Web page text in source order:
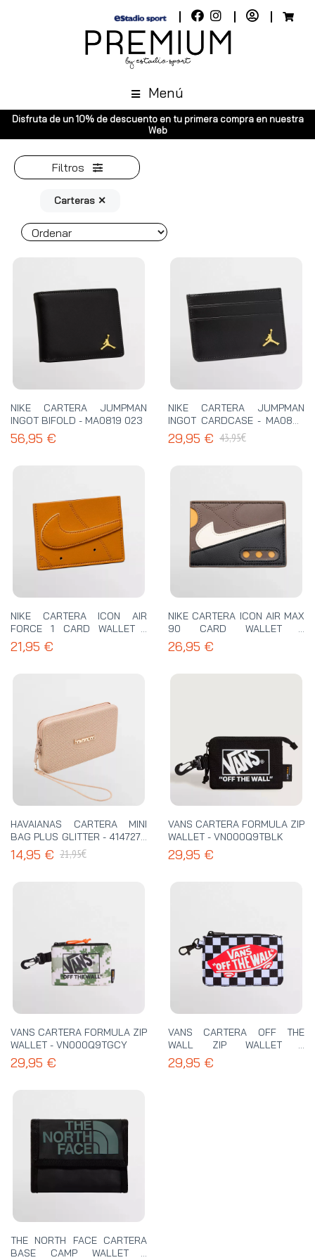
Menú
Disfruta de un 10% de descuento en tu primera compra en nuestra
Web
Filtros
Carteras ✕
NIKE CARTERA JUMPMAN
INGOT BIFOLD - MA0819 023
56,95 €
NIKE CARTERA JUMPMAN
INGOT CARDCASE - MA0820
023
29,95 € 43,95€
NIKE CARTERA ICON AIR
FORCE 1 CARD WALLET -
N.100.9738.715
21,95 €
NIKE CARTERA ICON AIR MAX
90 CARD WALLET -
N.100.9740.760
26,95 €
HAVAIANAS CARTERA MINI
BAG PLUS GLITTER - 4147273
0570
14,95 € 21,95€
VANS CARTERA FORMULA ZIP
WALLET - VN000Q9TBLK
29,95 €
VANS CARTERA FORMULA ZIP
WALLET - VN000Q9TGCY
29,95 €
VANS CARTERA OFF THE
WALL ZIP WALLET -
VN000Q9WY28
29,95 €
THE NORTH FACE CARTERA
BASE CAMP WALLET -